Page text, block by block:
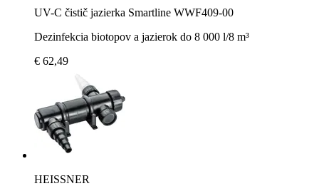
UV-C čistič jazierka Smartline WWF409-00
Dezinfekcia biotopov a jazierok do 8 000 l/8 m³
€ 62,49
HEISSNER